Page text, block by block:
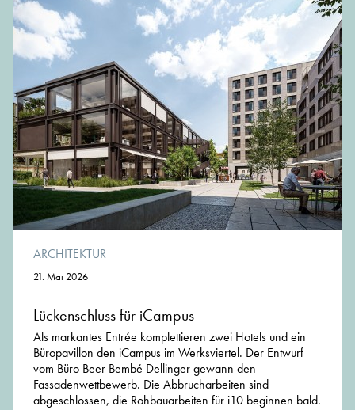
ARCHITEKTUR
21. Mai 2026
Lückenschluss für iCampus
Als markantes Entrée komplettieren zwei Hotels und ein
Büropavillon den iCampus im Werksviertel. Der Entwurf
vom Büro Beer Bembé Dellinger gewann den
Fassadenwettbewerb. Die Abbrucharbeiten sind
abgeschlossen, die Rohbauarbeiten für i10 beginnen bald.